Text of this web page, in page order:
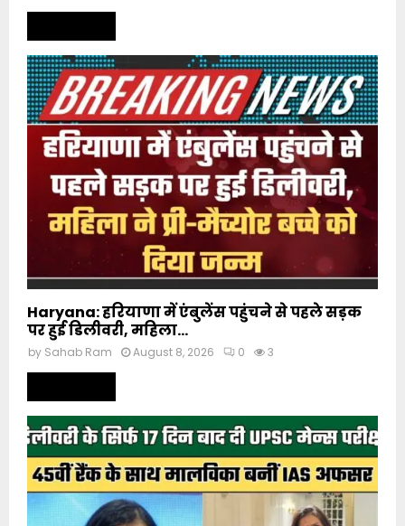
Haryana: हरियाणा में एंबुलेंस पहुंचने से पहले सड़क
पर हुई डिलीवरी, महिला...
by Sahab Ram August 8, 2026 0 3